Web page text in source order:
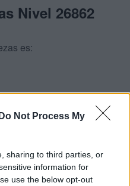
Do Not Process My
sharing to third parties, or
information for
use the below opt-out
Nivel 26862
es:
S